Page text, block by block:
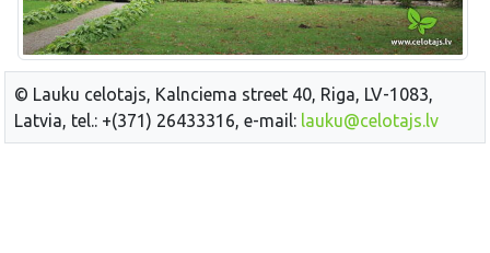
© Lauku celotajs, Kalnciema street 40, Riga, LV-1083,
Latvia, tel.: +(371) 26433316, e-mail: lauku@celotajs.lv